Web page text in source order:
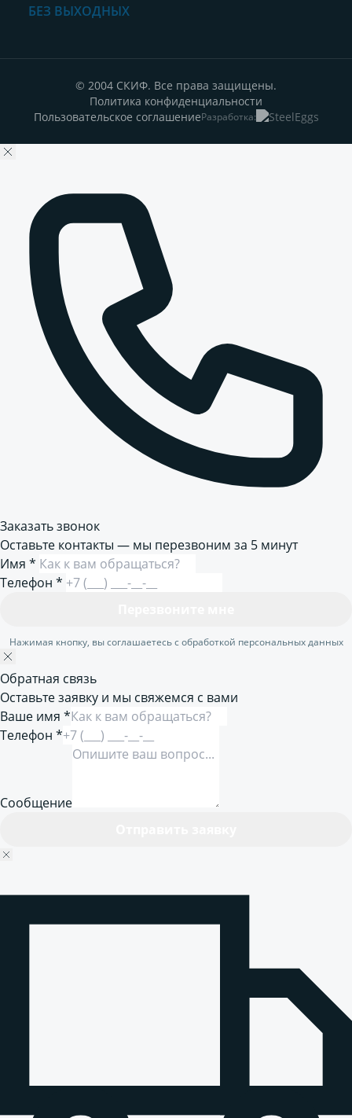
БЕЗ ВЫХОДНЫХ
© 2004 СКИФ. Все права защищены.
Политика конфиденциальности
Пользовательское соглашениеРазработка:
Заказать звонок
Оставьте контакты — мы перезвоним за 5 минут
Имя *
Телефон *
Нажимая кнопку, вы соглашаетесь с обработкой персональных данных
Обратная связь
Оставьте заявку и мы свяжемся с вами
Ваше имя *
Телефон *
Сообщение